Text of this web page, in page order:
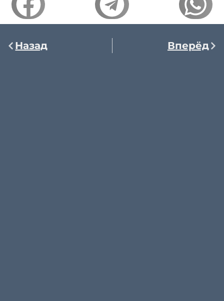
Назад Вперёд